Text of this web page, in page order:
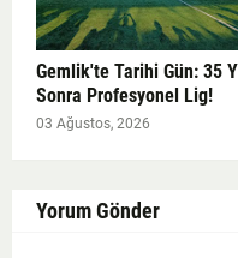
Gemlik'te Tarihi Gün: 35
Sonra Profesyonel Lig!
03 Ağustos, 2026
Yorum Gönder